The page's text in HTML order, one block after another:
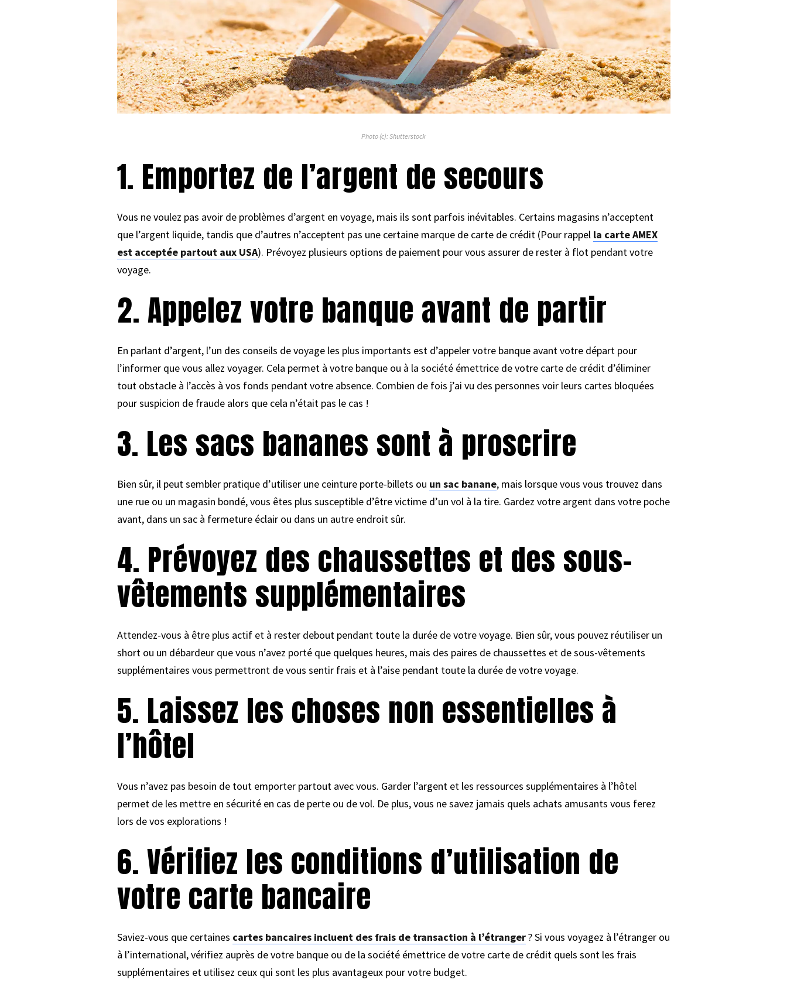
Photo (c): Shutterstock
1. Emportez de l’argent de secours
Vous ne voulez pas avoir de problèmes d’argent en voyage, mais ils sont parfois inévitables. Certains magasins n’acceptent
que l’argent liquide, tandis que d’autres n’acceptent pas une certaine marque de carte de crédit (Pour rappel la carte AMEX
est acceptée partout aux USA). Prévoyez plusieurs options de paiement pour vous assurer de rester à flot pendant votre
voyage.
2. Appelez votre banque avant de partir
En parlant d’argent, l’un des conseils de voyage les plus importants est d’appeler votre banque avant votre départ pour
l’informer que vous allez voyager. Cela permet à votre banque ou à la société émettrice de votre carte de crédit d’éliminer
tout obstacle à l’accès à vos fonds pendant votre absence. Combien de fois j’ai vu des personnes voir leurs cartes bloquées
pour suspicion de fraude alors que cela n’était pas le cas !
3. Les sacs bananes sont à proscrire
Bien sûr, il peut sembler pratique d’utiliser une ceinture porte-billets ou un sac banane, mais lorsque vous vous trouvez dans
une rue ou un magasin bondé, vous êtes plus susceptible d’être victime d’un vol à la tire. Gardez votre argent dans votre poche
avant, dans un sac à fermeture éclair ou dans un autre endroit sûr.
4. Prévoyez des chaussettes et des sous-
vêtements supplémentaires
Attendez-vous à être plus actif et à rester debout pendant toute la durée de votre voyage. Bien sûr, vous pouvez réutiliser un
short ou un débardeur que vous n’avez porté que quelques heures, mais des paires de chaussettes et de sous-vêtements
supplémentaires vous permettront de vous sentir frais et à l’aise pendant toute la durée de votre voyage.
5. Laissez les choses non essentielles à
l’hôtel
Vous n’avez pas besoin de tout emporter partout avec vous. Garder l’argent et les ressources supplémentaires à l’hôtel
permet de les mettre en sécurité en cas de perte ou de vol. De plus, vous ne savez jamais quels achats amusants vous ferez
lors de vos explorations !
6. Vérifiez les conditions d’utilisation de
votre carte bancaire
Saviez-vous que certaines cartes bancaires incluent des frais de transaction à l’étranger? Si vous voyagez à l’étranger ou
à l’international, vérifiez auprès de votre banque ou de la société émettrice de votre carte de crédit quels sont les frais
supplémentaires et utilisez ceux qui sont les plus avantageux pour votre budget.